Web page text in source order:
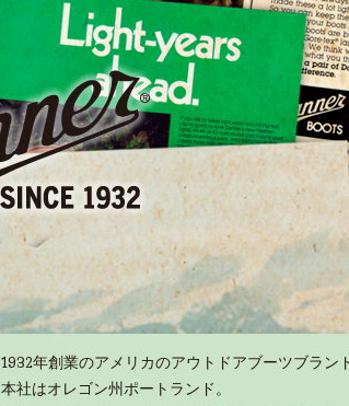
1932年創業のアメリカのアウトドアブーツブラン
本社はオレゴン州ポートランド。